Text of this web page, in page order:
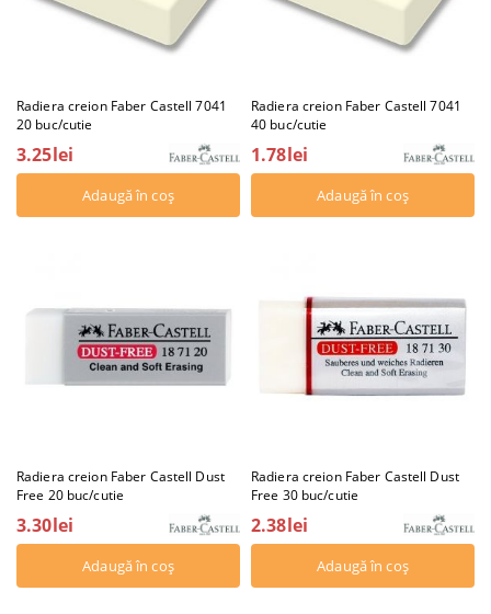
Radiera creion Faber Castell 7041
20 buc/cutie
3.25lei
Radiera creion Faber Castell 7041
40 buc/cutie
1.78lei
Radiera creion Faber Castell Dust
Free 20 buc/cutie
3.30lei
Radiera creion Faber Castell Dust
Free 30 buc/cutie
2.38lei